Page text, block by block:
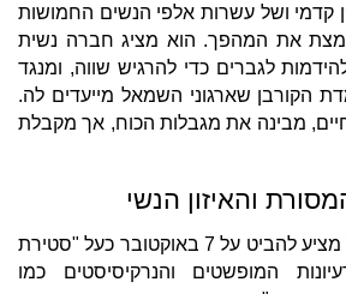
קדמי ושל עשרות אלפי הנשים החמושות
את המהפך. הוא מציג חברה נשית
לגברים כדי להרגיש שווה, ומנגד
הקורבן שארגוני השמאל מייעדים לה.
מבינה את מגבלות הכוח, אך מקבלת
והאיזון הנשי
חוקר החברה טל קופל מציע להביט על 7 באוקטובר כעל "סטירת
המופשטים והנרקיסיסטים כמו